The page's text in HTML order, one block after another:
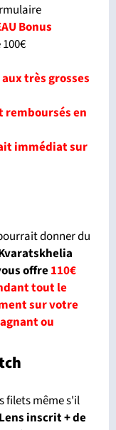
Bonus
très grosses
remboursés en
immédiat sur
donner du
offre110€
tout le
sur votre
ou
filets même s'il
inscrit + de